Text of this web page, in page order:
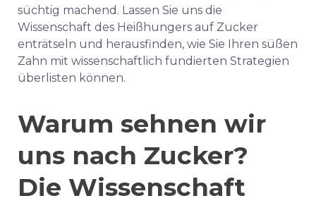
süchtig machend. Lassen Sie uns die
Wissenschaft des Heißhungers auf Zucker
enträtseln und herausfinden, wie Sie Ihren süßen
Zahn mit wissenschaftlich fundierten Strategien
überlisten können.
Warum sehnen wir
uns nach Zucker?
Die Wissenschaft